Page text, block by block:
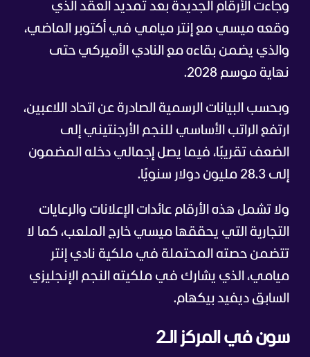
وجاءت الأرقام الجديدة بعد تمديد العقد الذي
وقعه ميسي مع إنتر ميامي في أكتوبر الماضي،
والذي يضمن بقاءه مع النادي الأميركي حتى
نهاية موسم 2028.
وبحسب البيانات الرسمية الصادرة عن اتحاد اللاعبين،
ارتفع الراتب الأساسي للنجم الأرجنتيني إلى
الضعف تقريبًا، فيما يصل إجمالي دخله المضمون
إلى 28.3 مليون دولار سنويًا.
ولا تشمل هذه الأرقام عائدات الإعلانات والرعايات
التجارية التي يحققها ميسي خارج الملعب، كما لا
تتضمن حصته المحتملة في ملكية نادي إنتر
ميامي، الذي يشارك في ملكيته النجم الإنجليزي
السابق ديفيد بيكهام.
سون في المركز الـ2